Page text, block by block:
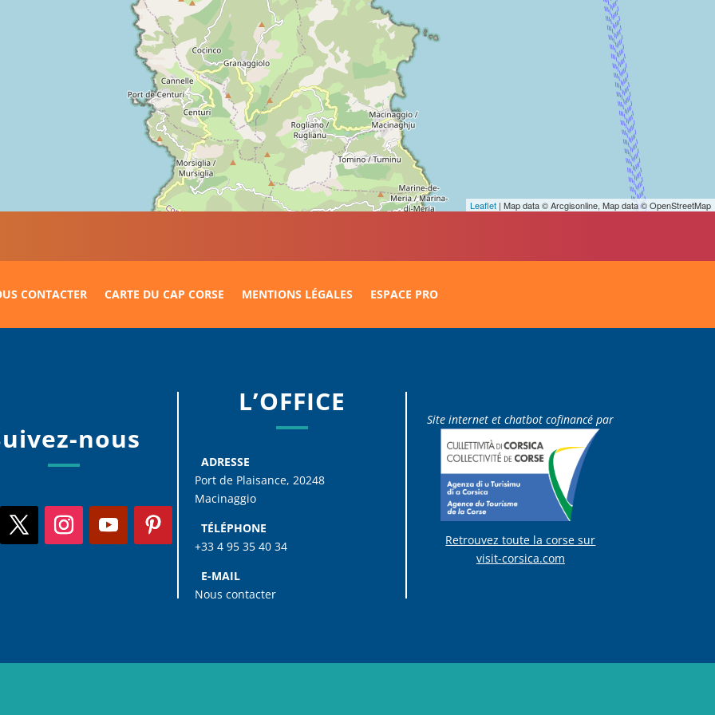
Leaflet | Map data © Arcgisonline, Map data © OpenStreetMap
CONTACTER CARTE DU CAP CORSE MENTIONS LÉGALES ESPACE PRO
nous
L’OFFICE
ADRESSE
Port de Plaisance, 20248
Macinaggio
TÉLÉPHONE
+33 4 95 35 40 34
E-MAIL
Nous contacter
Site internet et chatbot cofinancé par
Retrouvez toute la corse sur
visit-corsica.com